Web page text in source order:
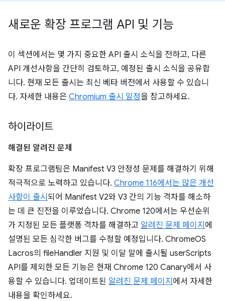
새로운 확장 프로그램 API 및 기능
이 섹션에서는 몇 가지 중요한 API 출시 소식을 전하고, 다른
API 개선사항을 간단히 검토하고, 예정된 출시 소식을 공유합
니다. 현재 모든 출시는 최신 베타 버전에서 사용할 수 있습니
다. 자세한 내용은 Chromium 출시 일정을 참고하세요.
하이라이트
해결된 알려진 문제
확장 프로그램팀은 Manifest V3 안정성 문제를 해결하기 위해
적극적으로 노력하고 있습니다. Chrome 116에서는 많은 개선
사항이 출시 되어 Manifest V2와 V3 간의 기능 격차를 해소하
는 데 큰 진전을 이루었습니다. Chrome 120에서는 우선순위
가 지정된 모든 플랫폼 격차를 해결하고 알려진 문제 페이지 에
설명된 모든 심각한 버그를 수정할 예정입니다. ChromeOS
Lacros의 fileHandler 지원 및 이달 말에 출시될 userScripts
API를 제외한 모든 기능은 현재 Chrome 120 Canary에서 사
용할 수 있습니다. 업데이트된 알려진 문제 페이지 에서 자세한
내용을 확인하세요.